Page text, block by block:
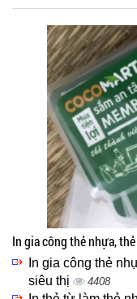
In gia công thẻ nhựa,
In gia công thẻ
siêu thị
4408